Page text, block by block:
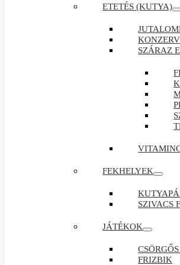
ETETÉS (KUTYA)
SZÁRAZ
FEKHELYEK
SZIVACS
JÁTÉKOK
FRIZBIK